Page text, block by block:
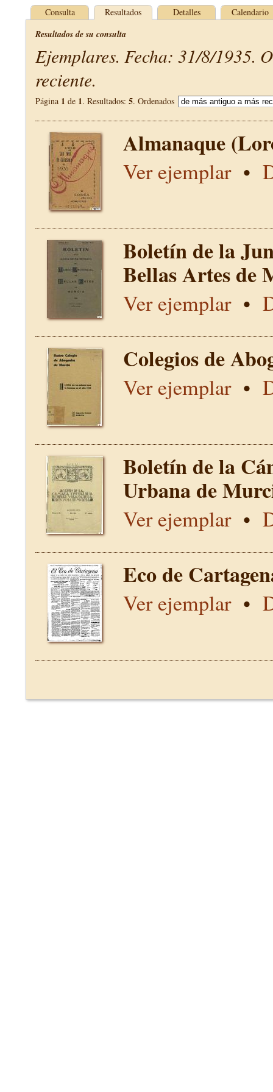
Consulta Resultados Detalles Calendario
Resultados de su consulta
Ejemplares. Fecha: 31/8/1935.
reciente.
Página 1 de 1. Resultados: 5. Ordenados
Almanaque
Ver ejemplar•
Boletín de la
Bellas Artes
Ver ejemplar•
Colegios de
Ver ejemplar•
Boletín de la
Urbana de
Ver ejemplar•
Eco de
Ver ejemplar•